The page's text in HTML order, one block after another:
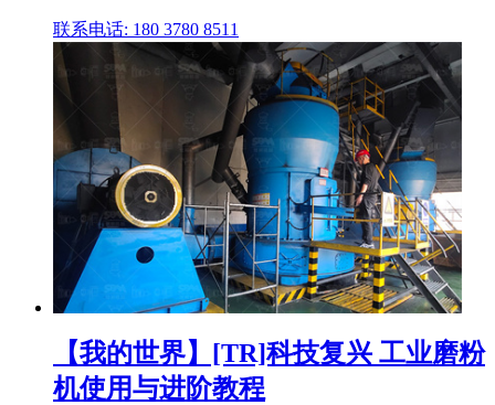
联系电话: 180 3780 8511
【我的世界】[TR]科技复兴 工业磨粉
机使用与进阶教程